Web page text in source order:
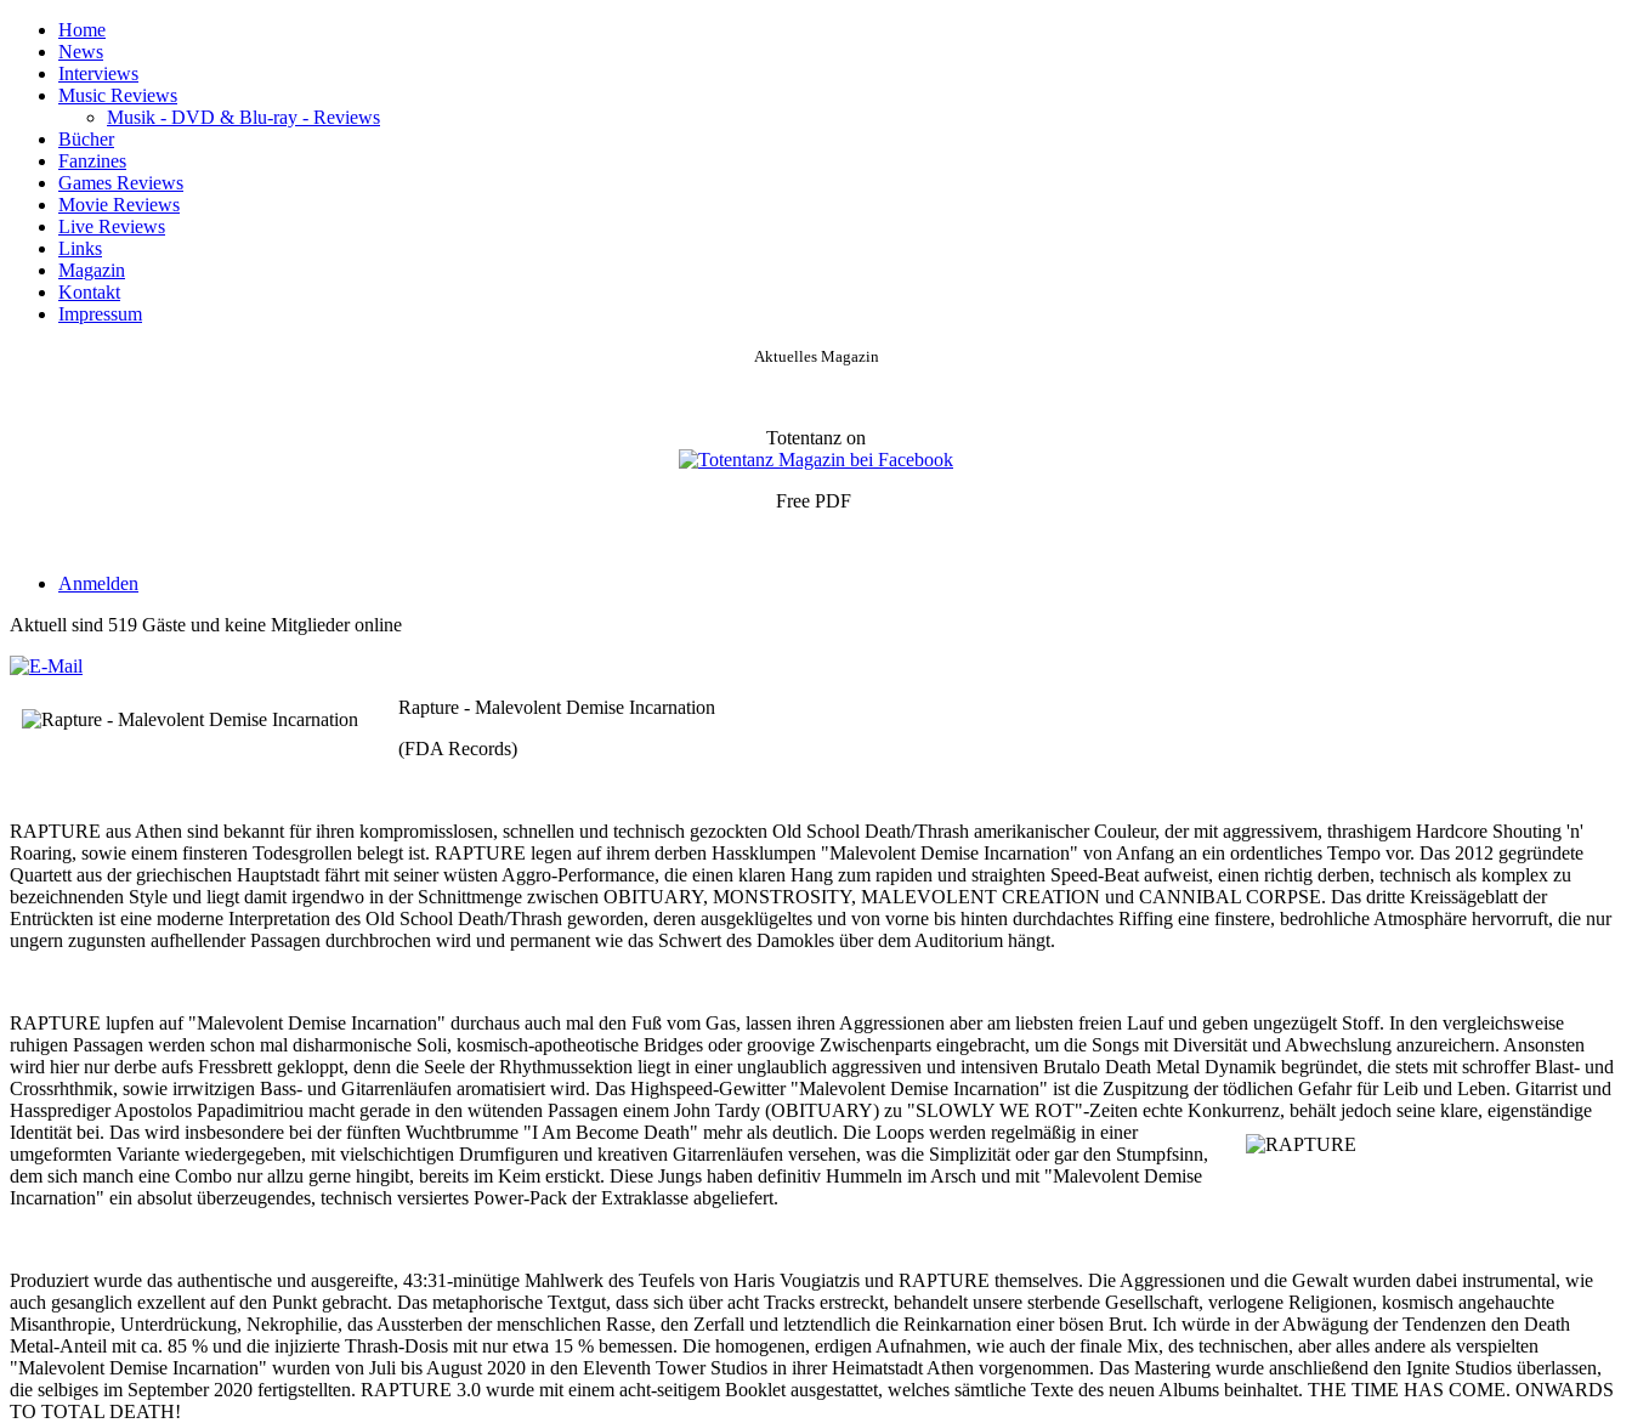
Home
News
Interviews
Music Reviews
Musik - DVD & Blu-ray - Reviews
Bücher
Fanzines
Games Reviews
Movie Reviews
Live Reviews
Links
Magazin
Kontakt
Impressum
Aktuelles Magazin
Totentanz on
Free PDF
Anmelden
Aktuell sind 519 Gäste und keine Mitglieder online
Rapture - Malevolent Demise Incarnation
(FDA Records)
RAPTURE aus Athen sind bekannt für ihren kompromisslosen, schnellen und technisch gezockten Old School Death/Thrash amerikanischer Couleur, der mit aggressivem, thrashigem Hardcore Shouting 'n'
Roaring, sowie einem finsteren Todesgrollen belegt ist. RAPTURE legen auf ihrem derben Hassklumpen "Malevolent Demise Incarnation" von Anfang an ein ordentliches Tempo vor. Das 2012 gegründete
Quartett aus der griechischen Hauptstadt fährt mit seiner wüsten Aggro-Performance, die einen klaren Hang zum rapiden und straighten Speed-Beat aufweist, einen richtig derben, technisch als komplex zu
bezeichnenden Style und liegt damit irgendwo in der Schnittmenge zwischen OBITUARY, MONSTROSITY, MALEVOLENT CREATION und CANNIBAL CORPSE. Das dritte Kreissägeblatt der
Entrückten ist eine moderne Interpretation des Old School Death/Thrash geworden, deren ausgeklügeltes und von vorne bis hinten durchdachtes Riffing eine finstere, bedrohliche Atmosphäre hervorruft, die nur
ungern zugunsten aufhellender Passagen durchbrochen wird und permanent wie das Schwert des Damokles über dem Auditorium hängt.
RAPTURE lupfen auf "Malevolent Demise Incarnation" durchaus auch mal den Fuß vom Gas, lassen ihren Aggressionen aber am liebsten freien Lauf und geben ungezügelt Stoff. In den vergleichsweise
ruhigen Passagen werden schon mal disharmonische Soli, kosmisch-apotheotische Bridges oder groovige Zwischenparts eingebracht, um die Songs mit Diversität und Abwechslung anzureichern. Ansonsten
wird hier nur derbe aufs Fressbrett gekloppt, denn die Seele der Rhythmussektion liegt in einer unglaublich aggressiven und intensiven Brutalo Death Metal Dynamik begründet, die stets mit schroffer Blast- und
Crossrhthmik, sowie irrwitzigen Bass- und Gitarrenläufen aromatisiert wird. Das Highspeed-Gewitter "Malevolent Demise Incarnation" ist die Zuspitzung der tödlichen Gefahr für Leib und Leben. Gitarrist und
Hassprediger Apostolos Papadimitriou macht gerade in den wütenden Passagen einem John Tardy (OBITUARY) zu "SLOWLY WE ROT"-Zeiten echte Konkurrenz, behält jedoch seine klare, eigenständige
Identität bei. Das wird insbesondere bei der fünften Wuchtbrumme "I Am Become Death" mehr als deutlich. Die Loops werden regelmäßig in einer
umgeformten Variante wiedergegeben, mit vielschichtigen Drumfiguren und kreativen Gitarrenläufen versehen, was die Simplizität oder gar den Stumpfsinn,
dem sich manch eine Combo nur allzu gerne hingibt, bereits im Keim erstickt. Diese Jungs haben definitiv Hummeln im Arsch und mit "Malevolent Demise
Incarnation" ein absolut überzeugendes, technisch versiertes Power-Pack der Extraklasse abgeliefert.
Produziert wurde das authentische und ausgereifte, 43:31-minütige Mahlwerk des Teufels von Haris Vougiatzis und RAPTURE themselves. Die Aggressionen und die Gewalt wurden dabei instrumental, wie
auch gesanglich exzellent auf den Punkt gebracht. Das metaphorische Textgut, dass sich über acht Tracks erstreckt, behandelt unsere sterbende Gesellschaft, verlogene Religionen, kosmisch angehauchte
Misanthropie, Unterdrückung, Nekrophilie, das Aussterben der menschlichen Rasse, den Zerfall und letztendlich die Reinkarnation einer bösen Brut. Ich würde in der Abwägung der Tendenzen den Death
Metal-Anteil mit ca. 85 % und die injizierte Thrash-Dosis mit nur etwa 15 % bemessen. Die homogenen, erdigen Aufnahmen, wie auch der finale Mix, des technischen, aber alles andere als verspielten
"Malevolent Demise Incarnation" wurden von Juli bis August 2020 in den Eleventh Tower Studios in ihrer Heimatstadt Athen vorgenommen. Das Mastering wurde anschließend den Ignite Studios überlassen,
die selbiges im September 2020 fertigstellten. RAPTURE 3.0 wurde mit einem acht-seitigem Booklet ausgestattet, welches sämtliche Texte des neuen Albums beinhaltet. THE TIME HAS COME. ONWARDS
TO TOTAL DEATH!